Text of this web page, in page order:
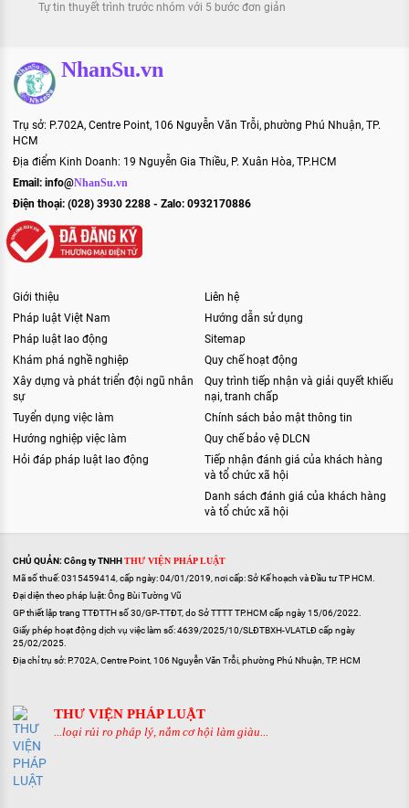
Tự tin thuyết trình trước nhóm với 5 bước đơn giản
NhanSu.vn
Trụ sở: P.702A, Centre Point, 106 Nguyễn Văn Trỗi, phường Phú Nhuận, TP.
HCM
Địa điểm Kinh Doanh: 19 Nguyễn Gia Thiều, P. Xuân Hòa, TP.HCM
Email: info@NhanSu.vn
Điện thoại: (028) 3930 2288 - Zalo: 0932170886
Giới thiệu
Pháp luật Việt Nam
Pháp luật lao động
Khám phá nghề nghiệp
Xây dựng và phát triển đội ngũ nhân
sự
Tuyển dụng việc làm
Hướng nghiệp việc làm
Hỏi đáp pháp luật lao động
Liên hệ
Hướng dẫn sử dụng
Sitemap
Quy chế hoạt động
Quy trình tiếp nhận và giải quyết khiếu
nại, tranh chấp
Chính sách bảo mật thông tin
Quy chế bảo vệ DLCN
Tiếp nhận đánh giá của khách hàng
và tổ chức xã hội
Danh sách đánh giá của khách hàng
và tổ chức xã hội
CHỦ QUẢN: Công ty TNHHTHƯ VIỆN PHÁP LUẬT
Mã số thuế: 0315459414, cấp ngày: 04/01/2019, nơi cấp: Sở Kế hoạch và Đầu tư TP HCM.
Đại diện theo pháp luật: Ông Bùi Tường Vũ
GP thiết lập trang TTĐTTH số 30/GP-TTĐT, do Sở TTTT TP.HCM cấp ngày 15/06/2022.
Giấy phép hoạt động dịch vụ việc làm số: 4639/2025/10/SLĐTBXH-VLATLĐ cấp ngày
25/02/2025.
Địa chỉ trụ sở: P.702A, Centre Point, 106 Nguyễn Văn Trỗi, phường Phú Nhuận, TP. HCM
THƯ VIỆN PHÁP LUẬT
...loại rủi ro pháp lý, nắm cơ hội làm giàu...